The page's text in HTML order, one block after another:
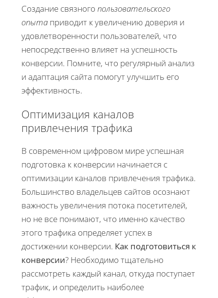
Создание связного пользовательского
опыта приводит к увеличению доверия и
удовлетворенности пользователей, что
непосредственно влияет на успешность
конверсии. Помните, что регулярный анализ
и адаптация сайта помогут улучшить его
эффективность.
Оптимизация каналов
привлечения трафика
В современном цифровом мире успешная
подготовка к конверсии начинается с
оптимизации каналов привлечения трафика.
Большинство владельцев сайтов осознают
важность увеличения потока посетителей,
но не все понимают, что именно качество
этого трафика определяет успех в
достижении конверсии. Как подготовиться к
конверсии? Необходимо тщательно
рассмотреть каждый канал, откуда поступает
трафик, и определить наиболее